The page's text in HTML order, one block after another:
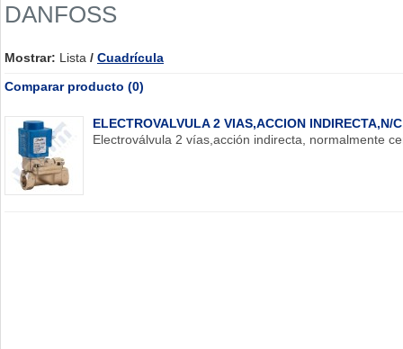
DANFOSS
Mostrar: Lista / Cuadrícula
Comparar producto (0)
ELECTROVALVULA 2 VIAS,ACCION INDIRECTA,N/
Electroválvula 2 vías,acción indirecta, normalmente